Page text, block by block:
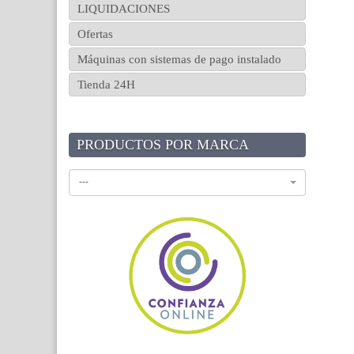
LIQUIDACIONES
Ofertas
Máquinas con sistemas de pago instalado
Tienda 24H
PRODUCTOS POR MARCA
---